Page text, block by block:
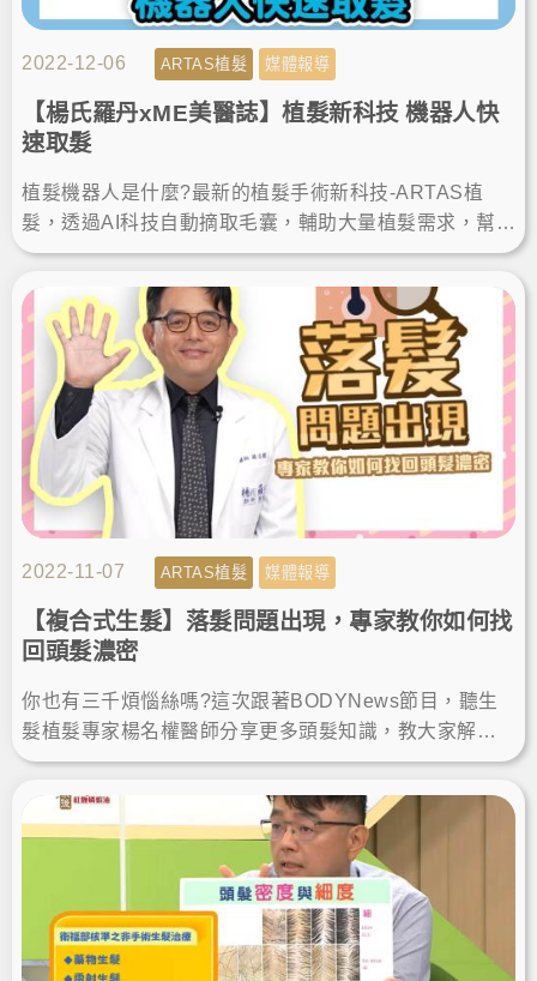
2022-12-06 ARTAS植髮 媒體報導
【楊氏羅丹xME美醫誌】植髮新科技 機器人快
速取髮
植髮機器人是什麼?最新的植髮手術新科技-ARTAS植
髮，透過AI科技自動摘取毛囊，輔助大量植髮需求，幫忙
解決雄性禿患者的煩惱，跟著楊氏羅丹楊名權醫師來了
2022-11-07 ARTAS植髮 媒體報導
【複合式生髮】落髮問題出現，專家教你如何找
回頭髮濃密
你也有三千煩惱絲嗎?這次跟著BODYNews節目，聽生
髮植髮專家楊名權醫師分享更多頭髮知識，教大家解決
落髮、植髮手術如何找回茂密、面對雄性禿，千萬不能
錯過!